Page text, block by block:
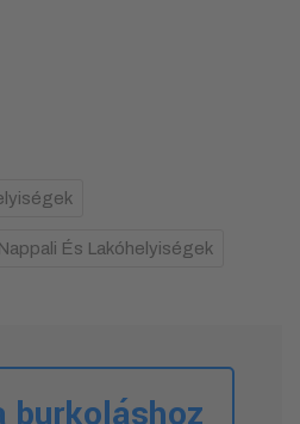
Nappali És Lakóhelyiségek
burkoláshoz